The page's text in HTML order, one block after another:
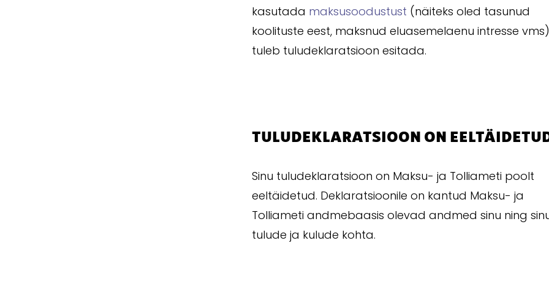
kasutada maksusoodustust (näiteks oled tasunud
koolituste eest, maksnud eluasemelaenu intresse
tuleb tuludeklaratsioon esitada.
TULUDEKLARATSIOON ON
Sinu tuludeklaratsioon on Maksu- ja Tolliameti poolt
eeltäidetud. Deklaratsioonile on kantud Maksu- ja
Tolliameti andmebaasis olevad andmed sinu ning
tulude ja kulude kohta.